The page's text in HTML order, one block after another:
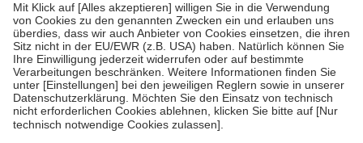
fallenkeine Zuzahlungenan bei:
• Kindern und Jugendlichen bis zum vollendeten 18. Lebensjahr
mit Ausnahme der Fahrkosten
• Untersuchungen zur Vorsorge und Früherkennung, die von der
GKV getragen werden
• empfohlenen Schutzimpfungen
• Harn- und Blutteststreifen